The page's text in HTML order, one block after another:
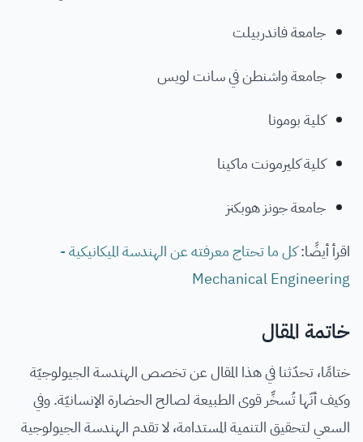
جامعة فاندربيلت
جامعة واشنطن في سانت لويس
كلية بومونا
كلية كليرمونت ماكينا
جامعة جونز هوبكنز
اقرأ أيضًا:كل ما تحتاج معرفته عن الهندسة الميكانيكية -
Mechanical Engineering
خاتمة المقال
ختامًا، تحدّثنا في هذا المقال عن تخصص الهندسة الجيولوجيّة
وكيف أنّها تُسخِّر قوى الطبيعة لصالح الحضارة الإنسانيّة. وفي
السعي لتحقيق التنمية المستدامة، لا تقدم الهندسة الجيولوجية